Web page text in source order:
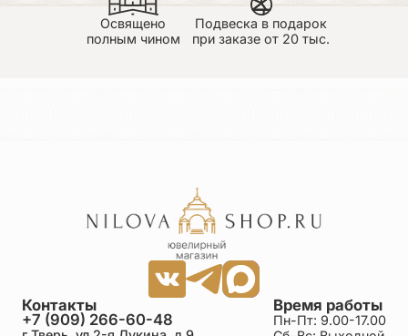
Освящено
полным чином
Подвеска в подарок
при заказе от 20 тыс.
Время работы
Пн-Пт: 9.00-17.00
Контакты
+7 (909) 266-60-48